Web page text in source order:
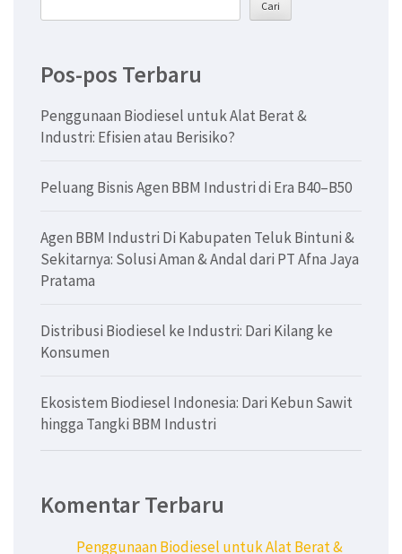
Cari
Pos-pos Terbaru
Penggunaan Biodiesel untuk Alat Berat &
Industri: Efisien atau Berisiko?
Peluang Bisnis Agen BBM Industri di Era B40–B50
Agen BBM Industri Di Kabupaten Teluk Bintuni &
Sekitarnya: Solusi Aman & Andal dari PT Afna Jaya
Pratama
Distribusi Biodiesel ke Industri: Dari Kilang ke
Konsumen
Ekosistem Biodiesel Indonesia: Dari Kebun Sawit
hingga Tangki BBM Industri
Komentar Terbaru
Penggunaan Biodiesel untuk Alat Berat &